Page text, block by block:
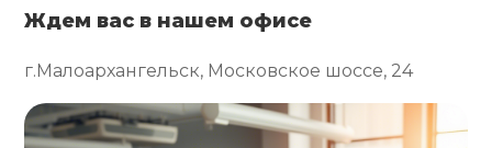
Ждем вас в нашем офисе
г.Малоархангельск, Московское шоссе, 24